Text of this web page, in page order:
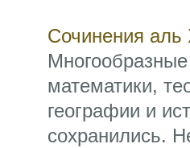
Сочинения аль
математики,
географии и
сохранились.